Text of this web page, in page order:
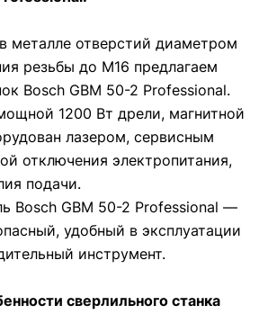
металле отверстий диаметром
резьбы до М16 предлагаем
Bosch GBM 50-2 Professional.
1200 Вт дрели, магнитной
лазером, сервисным
отключения электропитания,
подачи.
Bosch GBM 50-2 Professional —
удобный в эксплуатации
инструмент.
сверлильного станка